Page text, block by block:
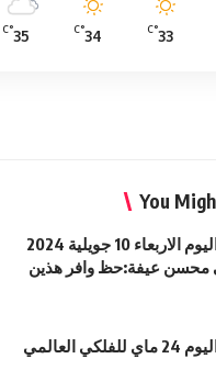
33
°C
34
°C
35
°C
You
توقعات الأبراج اليوم الاربعاء 10 جويلية 2024
محسن عيفة:حظ وافر هذين
توقعات الابراج اليوم 24 ماي للفلكي العالمي